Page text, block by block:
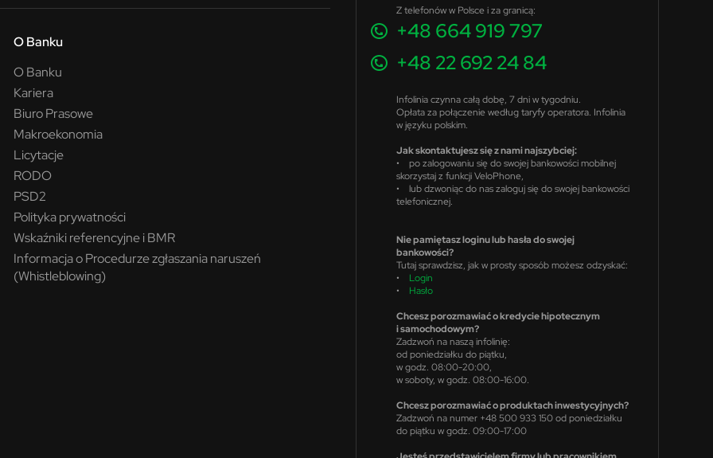
O Banku
O Banku
Kariera
Biuro Prasowe
Makroekonomia
Licytacje
RODO
PSD2
Polityka prywatności
Wskaźniki referencyjne i BMR
Informacja o Procedurze zgłaszania naruszeń
(Whistleblowing)
Z telefonów w Polsce i za granicą:
+48 664 919 797
+48 22 692 24 84
Infolinia czynna całą dobę, 7 dni w tygodniu.
Opłata za połączenie według taryfy operatora. Infolinia
w języku polskim.
Jak skontaktujesz się z nami najszybciej:
• po zalogowaniu się do swojej bankowości mobilnej
skorzystaj z funkcji VeloPhone,
• lub dzwoniąc do nas zaloguj się do swojej bankowości
telefonicznej.
Nie pamiętasz loginu lub hasła do swojej
bankowości?
Tutaj sprawdzisz, jak w prosty sposób możesz odzyskać:
• Login
• Hasło
Chcesz porozmawiać o kredycie hipotecznym
i samochodowym?
Zadzwoń na naszą infolinię:
od poniedziałku do piątku,
w godz. 08:00-20:00,
w soboty, w godz. 08:00-16:00.
Chcesz porozmawiać o produktach inwestycyjnych?
Zadzwoń na numer +48 500 933 150 od poniedziałku
do piątku w godz. 09:00-17:00